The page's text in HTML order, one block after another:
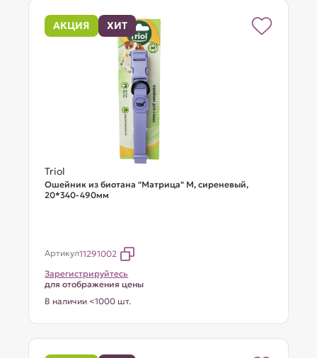
АКЦИЯ ХИТ
Triol
Ошейник из биотана "Матрица" M, сиреневый,
20*340-490мм
Артикул11291002
Зарегистрируйтесь
для отображения цены
В наличии <1000 шт.